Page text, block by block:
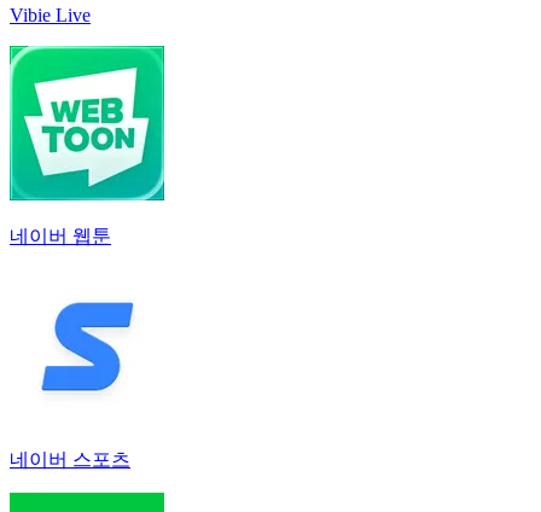
Vibie Live
네이버 웹툰
네이버 스포츠